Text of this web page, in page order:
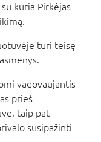
kuria Pirkėjas
turi teisę
vadovaujantis
prieš
taip pat
susipažinti